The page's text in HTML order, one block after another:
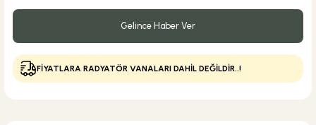
Gelince Haber Ver
FİYATLARA RADYATÖR VANALARI DAHİL DEĞİLDİR..!